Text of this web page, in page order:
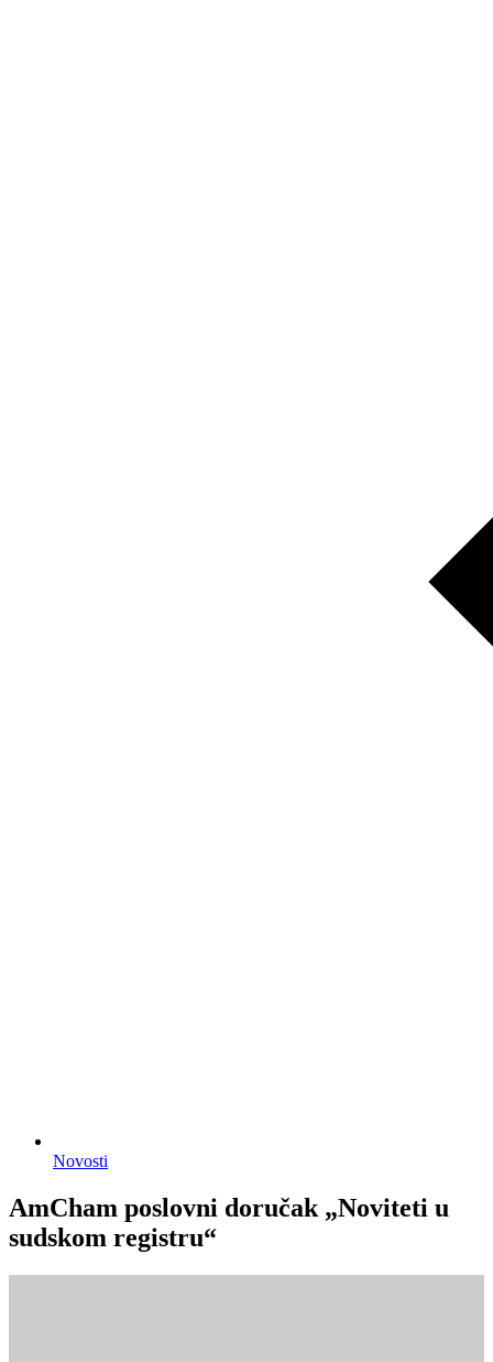
Novosti
AmCham poslovni doručak „Noviteti u
sudskom registru“